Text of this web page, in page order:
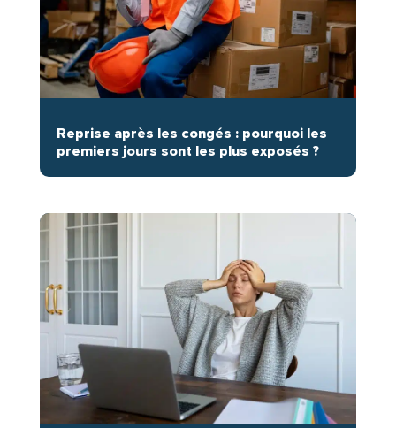
Reprise après les congés : pourquoi les
premiers jours sont les plus exposés ?